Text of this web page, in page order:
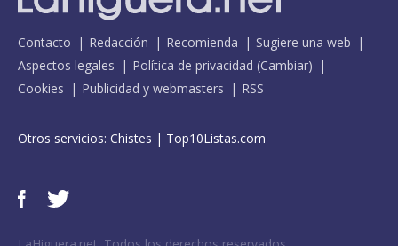
Contacto Redacción Recomienda
Sugiere una web
Aspectos legales
Política de privacidad (Cambiar)
Cookies
Publicidad y webmasters RSS
Otros servicios: Chistes | Top10Listas.com